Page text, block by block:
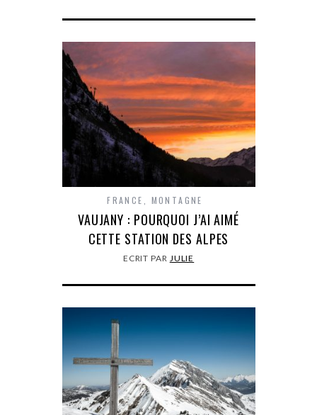
FRANCE MONTAGNE
VAUJANY : POURQUOI J’AI AIMÉ
CETTE STATION DES ALPES
ECRIT PAR JULIE